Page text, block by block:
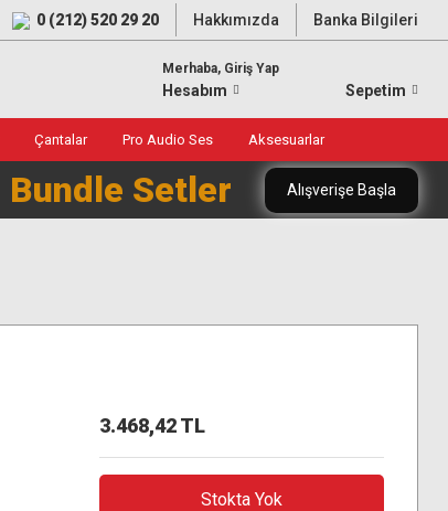
0 (212) 520 29 20 Hakkımızda Banka Bilgileri
Merhaba, Giriş Yap
Hesabım Sepetim
Çantalar Pro Audio Ses Aksesuarlar
Bundle Setler Alışverişe Başla
3.468,42 TL
Stokta Yok